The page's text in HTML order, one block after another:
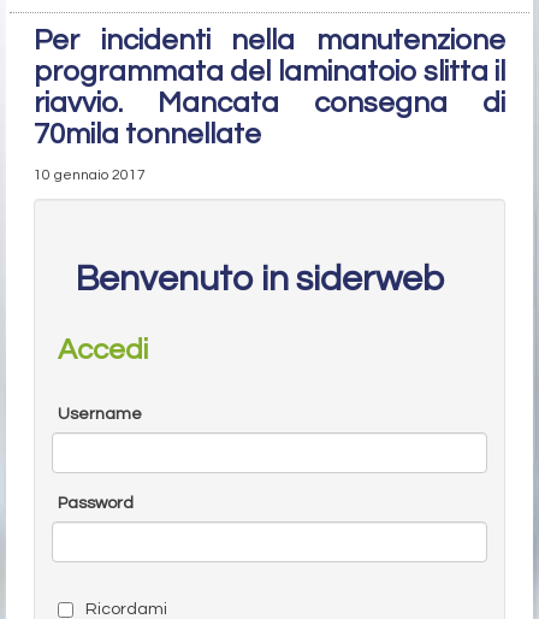
Per incidenti nella manutenzione
programmata del laminatoio slitta il
riavvio. Mancata consegna di
70mila tonnellate
10 gennaio 2017
Benvenuto in siderweb
Accedi
Username
Password
Ricordami